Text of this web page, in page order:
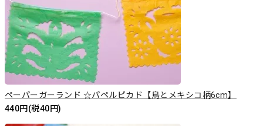
ペーパーガーランド ☆パペルピカド【鳥とメキシコ柄6cm】
440円(税40円)